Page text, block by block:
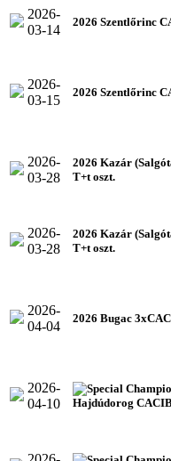
2026-
03-14
2026 Szentlőrinc
2026-
03-15
2026 Szentlőrinc
2026-
03-28
2026 Kazár
T+t oszt.
2026-
03-28
2026 Kazár
T+t oszt.
2026-
04-04
2026 Bugac 3xCAC
2026-
04-10
Hajdúdorog